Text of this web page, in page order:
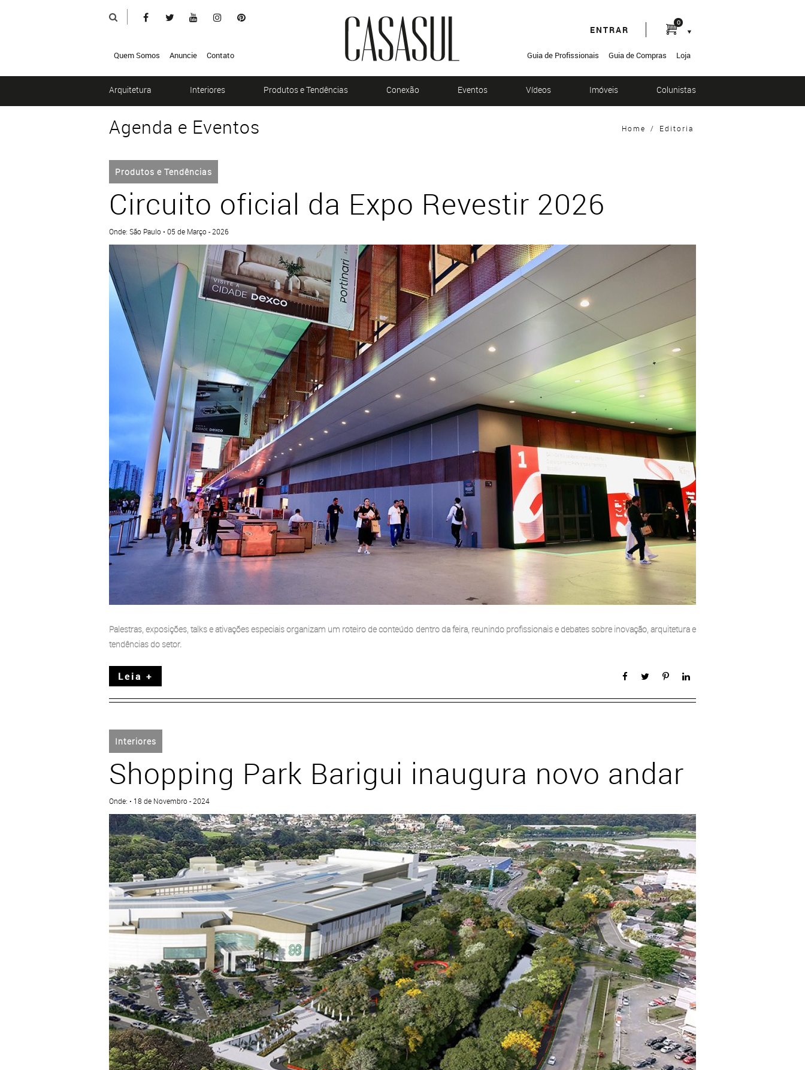
0
ENTRAR
Quem Somos Anuncie Contato Guia de Profissionais Guia de Compras Loja
Arquitetura Interiores Produtos e Tendências Conexão Eventos Vídeos Imóveis Colunistas
Home / Editoria
Agenda e Eventos
Produtos e Tendências
Circuito oficial da Expo Revestir 2026
Onde: São Paulo • 05 de Março - 2026
Palestras, exposições, talks e ativações especiais organizam um roteiro de conteúdo dentro da feira, reunindo profissionais e debates sobre inovação, arquitetura e
tendências do setor.
Leia +
Interiores
Shopping Park Barigui inaugura novo andar
Onde: • 18 de Novembro - 2024